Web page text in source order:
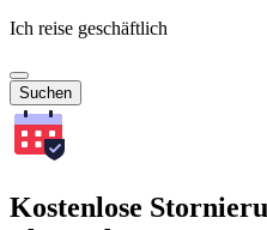
Ich reise geschäftlich
Suchen
Kostenlose